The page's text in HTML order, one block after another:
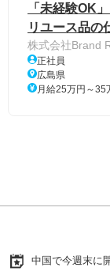
「未経験OK
リユース品の
株式会社Brand
正社員
広島県
月給25万円～35
中国で今週末に